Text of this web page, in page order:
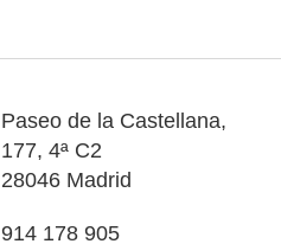
Paseo de la Castellana,
177, 4ª C2
28046 Madrid
914 178 905